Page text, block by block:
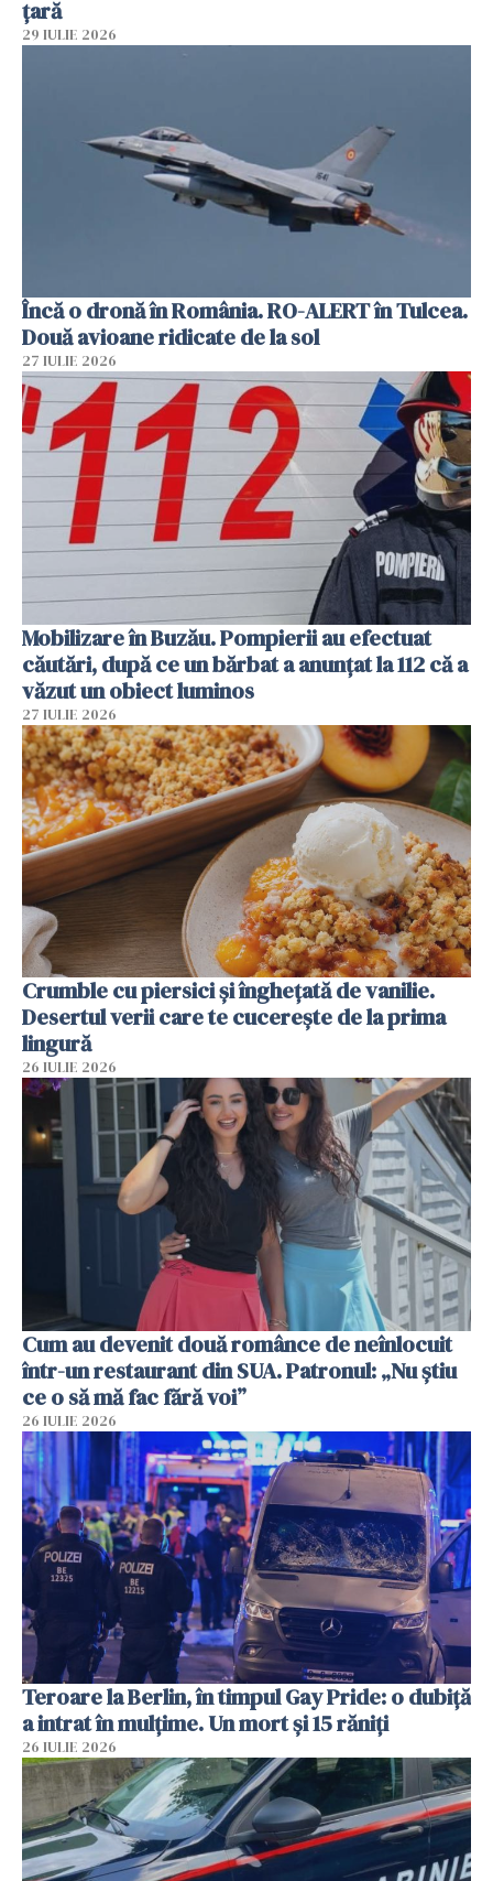
țară
29 IULIE 2026
Încă o dronă în România. RO-ALERT în Tulcea.
Două avioane ridicate de la sol
27 IULIE 2026
Mobilizare în Buzău. Pompierii au efectuat
căutări, după ce un bărbat a anunțat la 112 că a
văzut un obiect luminos
27 IULIE 2026
Crumble cu piersici și înghețată de vanilie.
Desertul verii care te cucerește de la prima
lingură
26 IULIE 2026
Cum au devenit două românce de neînlocuit
într-un restaurant din SUA. Patronul: „Nu știu
ce o să mă fac fără voi”
26 IULIE 2026
Teroare la Berlin, în timpul Gay Pride: o dubiță
a intrat în mulțime. Un mort și 15 răniți
26 IULIE 2026